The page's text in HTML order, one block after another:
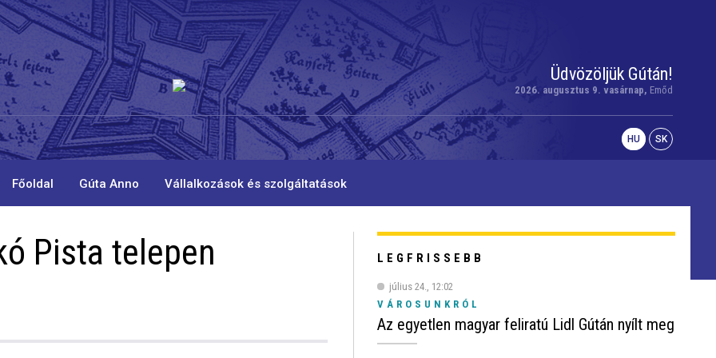
Üdvözöljük Gútán!
2026. augusztus 9. vasárnap, Emőd
HU SK
Főoldal Gúta Anno Vállalkozások és szolgáltatások
Pista telepen LEGFRISSEBB
július 24., 12:02
VÁROSUNKRÓL
Az egyetlen magyar feliratú Lidl Gútán nyílt meg